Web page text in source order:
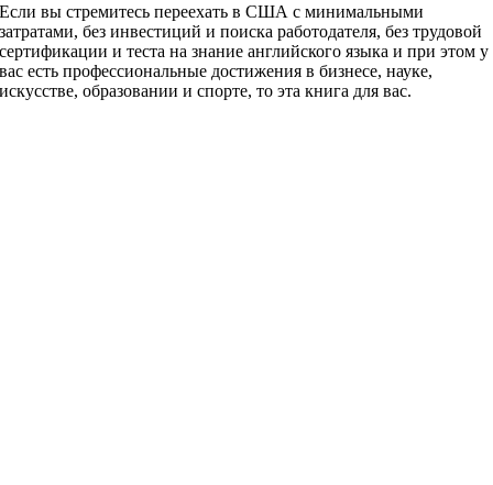
Если вы стремитесь переехать в США с минимальными
затратами, без инвестиций и поиска работодателя, без трудовой
сертификации и теста на знание английского языка и при этом у
вас есть профессиональные достижения в бизнесе, науке,
искусстве, образовании и спорте, то эта книга для вас.